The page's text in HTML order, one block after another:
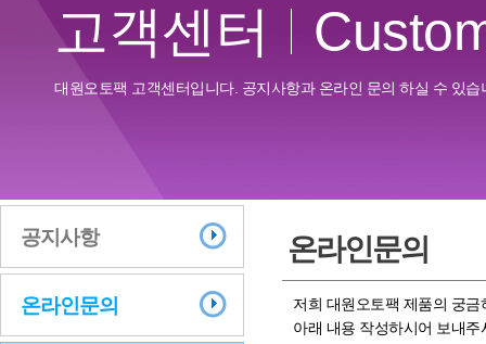
고객센터
대원오토팩 고객센터입니다. 공지사항과 온라인 문의 하실 수 있습
공지사항
온라인문의
온라인문의
저희 대원오토팩 제품의 궁
아래 내용 작성하시어 보내